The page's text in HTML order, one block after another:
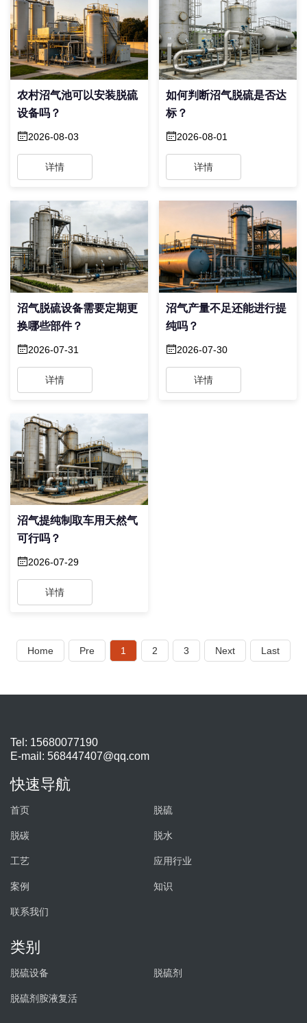
农村沼气池可以安装脱硫
设备吗？
2026-08-03
详情
如何判断沼气脱硫是否达
标？
2026-08-01
详情
沼气脱硫设备需要定期更
换哪些部件？
2026-07-31
详情
沼气产量不足还能进行提
纯吗？
2026-07-30
详情
沼气提纯制取车用天然气
可行吗？
2026-07-29
详情
Home Pre 1 2 3 Next Last
Tel: 15680077190
E-mail: 568447407@qq.com
快速导航
首页 脱硫
脱碳 脱水
工艺 应用行业
案例 知识
联系我们
类别
脱硫设备 脱硫剂
脱硫剂胺液复活